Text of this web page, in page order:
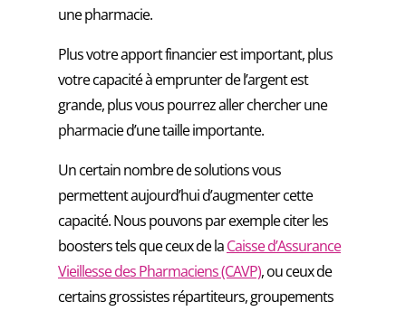
une pharmacie.
Plus votre apport financier est important, plus
votre capacité à emprunter de l’argent est
grande, plus vous pourrez aller chercher une
pharmacie d’une taille importante.
Un certain nombre de solutions vous
permettent aujourd’hui d’augmenter cette
capacité. Nous pouvons par exemple citer les
boosters tels que ceux de laCaisse d’Assurance
Vieillesse des Pharmaciens (CAVP), ou ceux de
certains grossistes répartiteurs, groupements